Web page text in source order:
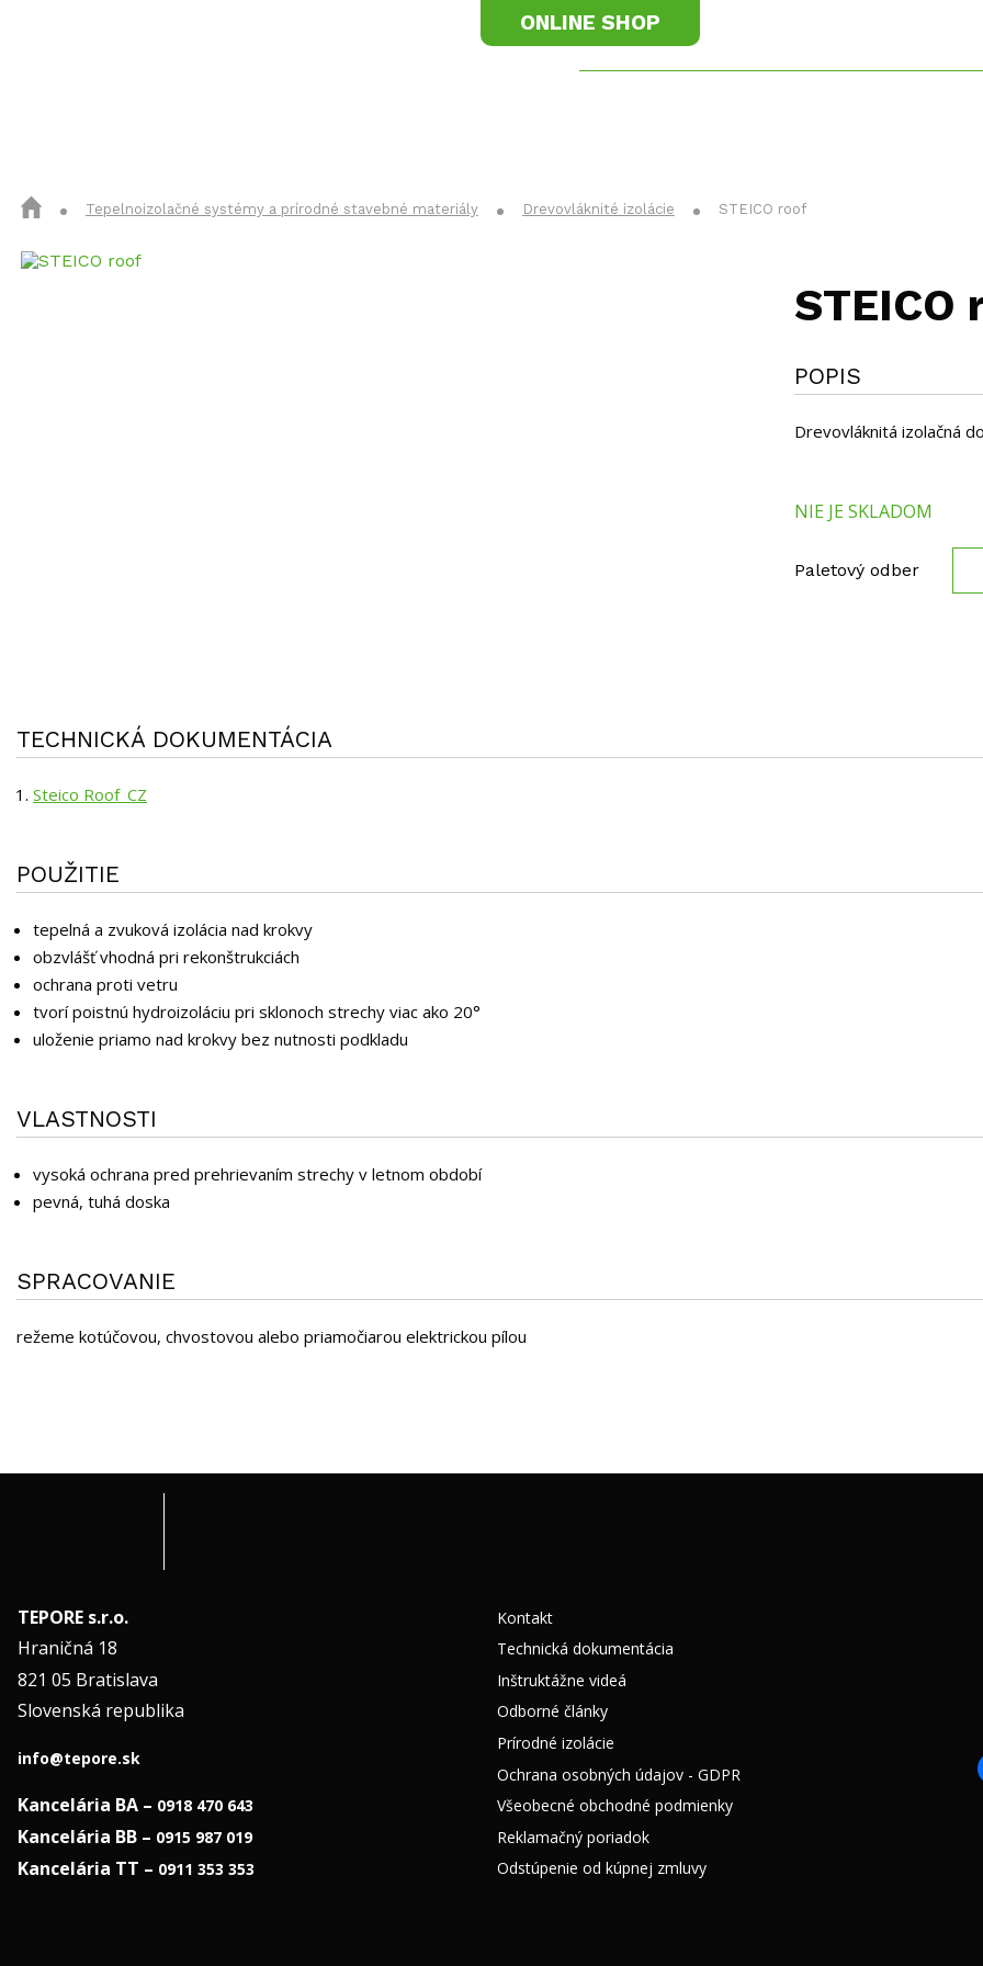
Tepelnoizolačné systémy a prírodné stavebné materiály Drevovláknité izolácie STEICO roof
STEICO
POPIS
Drevovláknitá izolačná
NIE JE SKLADOM
Paletový odber
TECHNICKÁ DOKUMENTÁCIA
Steico Roof_CZ
POUŽITIE
tepelná a zvuková izolácia nad krokvy
obzvlášť vhodná pri rekonštrukciách
ochrana proti vetru
tvorí poistnú hydroizoláciu pri sklonoch strechy viac ako 20°
uloženie priamo nad krokvy bez nutnosti podkladu
VLASTNOSTI
vysoká ochrana pred prehrievaním strechy v letnom období
pevná, tuhá doska
SPRACOVANIE
režeme kotúčovou, chvostovou alebo priamočiarou elektrickou pílou
TEPORE s.r.o.
Hraničná 18
821 05 Bratislava
Slovenská republika
info@tepore.sk
Kancelária BA – 0918 470 643
Kancelária BB – 0915 987 019
Kancelária TT – 0911 353 353
Kontakt
Technická dokumentácia
Inštruktážne videá
Odborné články
Prírodné izolácie
Ochrana osobných údajov - GDPR
Všeobecné obchodné podmienky
Reklamačný poriadok
Odstúpenie od kúpnej zmluvy
ONLINE SHOP